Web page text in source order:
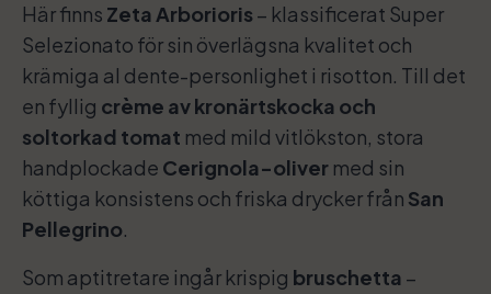
Här finns Zeta Arborioris – klassificerat Super
Selezionato för sin överlägsna kvalitet och
krämiga al dente-personlighet i risotton. Till det
en fyllig crème av kronärtskocka och
soltorkad tomat med mild vitlökston, stora
handplockade Cerignola-oliver med sin
köttiga konsistens och friska drycker från San
Pellegrino.
Som aptitretare ingår krispig bruschetta –